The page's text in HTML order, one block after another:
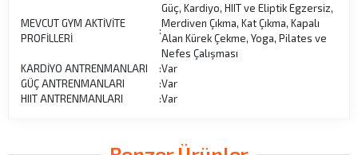
MEVCUT GYM AKTİVİTE
PROFİLLERİ
:
Güç, Kardiyo, HIIT ve Eliptik Egzersiz,
Merdiven Çıkma, Kat Çıkma, Kapalı
Alan Kürek Çekme, Yoga, Pilates ve
Nefes Çalışması
KARDİYO ANTRENMANLARI
:Var
GÜÇ ANTRENMANLARI
:Var
HIIT ANTRENMANLARI
:Var